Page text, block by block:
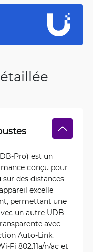
Pro) est un
conçu pour
des distances
excelle
permettant une
un autre UDB-
avec
Auto-Link.
Fi 802.11a/n/ac et